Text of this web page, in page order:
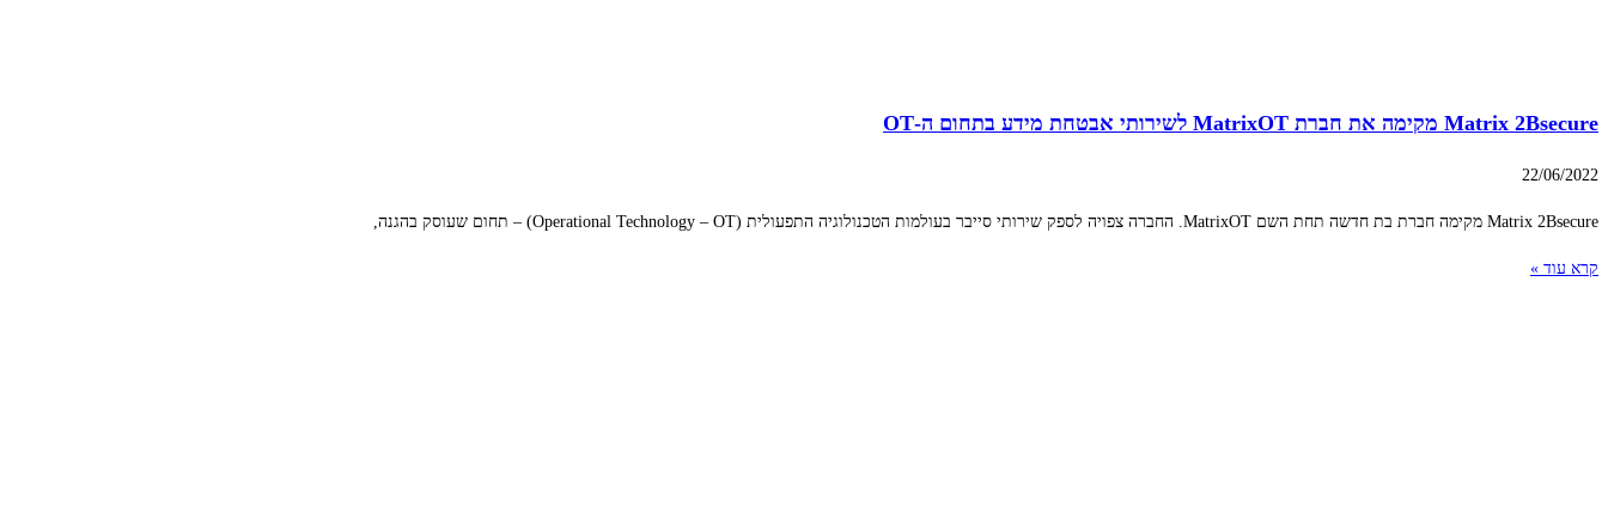
Matrix 2Bsecure מקימה את חברת MatrixOT לשירותי אבטחת מידע בתחום ה-OT
22/06/2022
Matrix 2Bsecure מקימה חברת בת חדשה תחת השם MatrixOT. החברה צפויה לספק שירותי סייבר בעולמות הטכנולוגיה התפעולית (Operational Technology – OT) – תחום שעוסק בהגנה,
קרא עוד »